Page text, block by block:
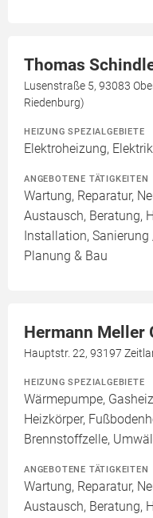
Thomas
Lusenstraße 5, 93083
Riedenburg)
HEIZUNG SPEZIALGEBIETE
Elektroheizung,
ANGEBOTENE TÄTIGKEITEN
Wartung, Reparatur,
Austausch, Beratung,
Installation,
Planung & Bau
Hermann Meller
Hauptstr. 22, 93197
HEIZUNG SPEZIALGEBIETE
Wärmepumpe,
Heizkörper,
Brennstoffzelle,
ANGEBOTENE TÄTIGKEITEN
Wartung, Reparatur,
Austausch, Beratung,